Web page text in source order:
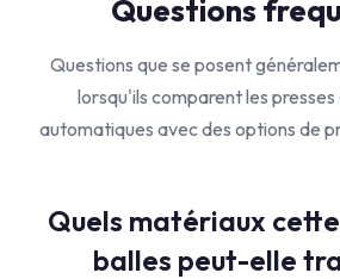
Questions
Questions que se posent
lorsqu'ils comparent les
automatiques avec des options de
Quels matériaux
balles peut-elle